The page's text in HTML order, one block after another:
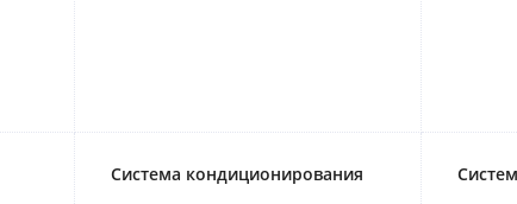
Система кондиционирования